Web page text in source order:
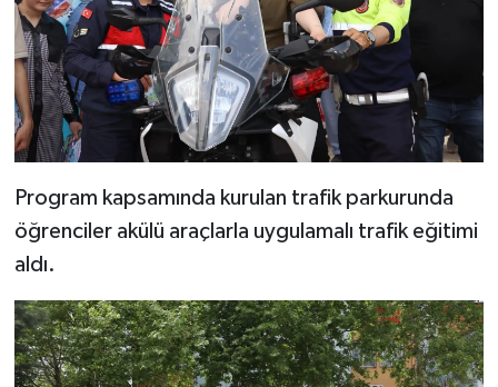
Program kapsamında kurulan trafik parkurunda
öğrenciler akülü araçlarla uygulamalı trafik eğitimi
aldı.
Genel
Politika
YEREL
ASAYİŞ